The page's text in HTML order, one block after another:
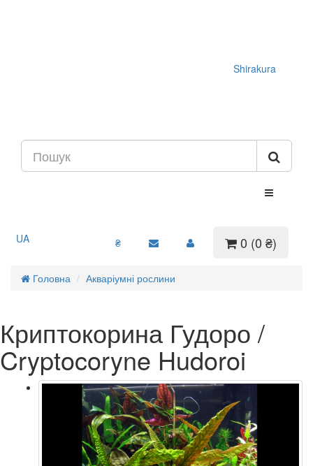
Shirakura
UA ₴ 0 (0 ₴)
Головна Акваріумні рослини
Криптокорина Гудоро /
Cryptocoryne Hudoroi